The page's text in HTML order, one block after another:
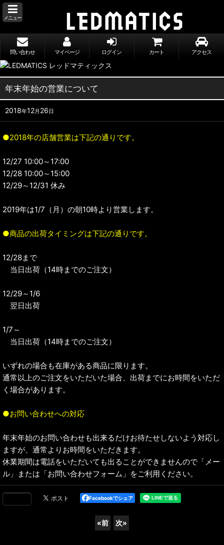
メニュー
問い合わせ マイページ ログイン カート アクセス
年末年始の営業について
2018年12月 26日
●2018年の店舗営業は下記の通りです。
12/27 10:00～17:00
12/28 10:00～15:00
12/29～12/31 休み
2019年は1/7（月）の朝10時より営業します。
●商品の出荷タイミングは下記の通りです。
12/28まで
当日出荷（14時までのご注文）
12/29～1/6
翌日出荷
1/7～
当日出荷（14時までのご注文）
いずれの場合も在庫がある商品に限ります。
通常以上のご注文をいただいた場合、出荷までにお時間をいただ
く場合があります。
●お問い合わせへの対応
年末年始のお問い合わせも出来るだけお待たせしないよう対応し
ますが、通常よりお時間をいただきます。
休業期間は電話をいただいても出ることができませんので「メー
ル」または「お問い合わせフォーム」をご利用ください。
Facebookでシェア
«前 次»